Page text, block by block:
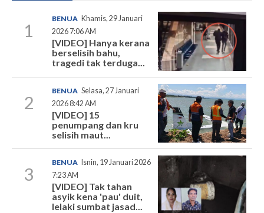
1
BENUA Khamis, 29 Januari
2026 7:06 AM
[VIDEO] Hanya kerana
berselisih bahu,
tragedi tak terduga...
2
BENUA Selasa, 27 Januari
2026 8:42 AM
[VIDEO] 15
penumpang dan kru
selisih maut...
3
BENUA
Isnin, 19 Januari 2026
7:23 AM
[VIDEO] Tak tahan
asyik kena 'pau' duit,
lelaki sumbat jasad...